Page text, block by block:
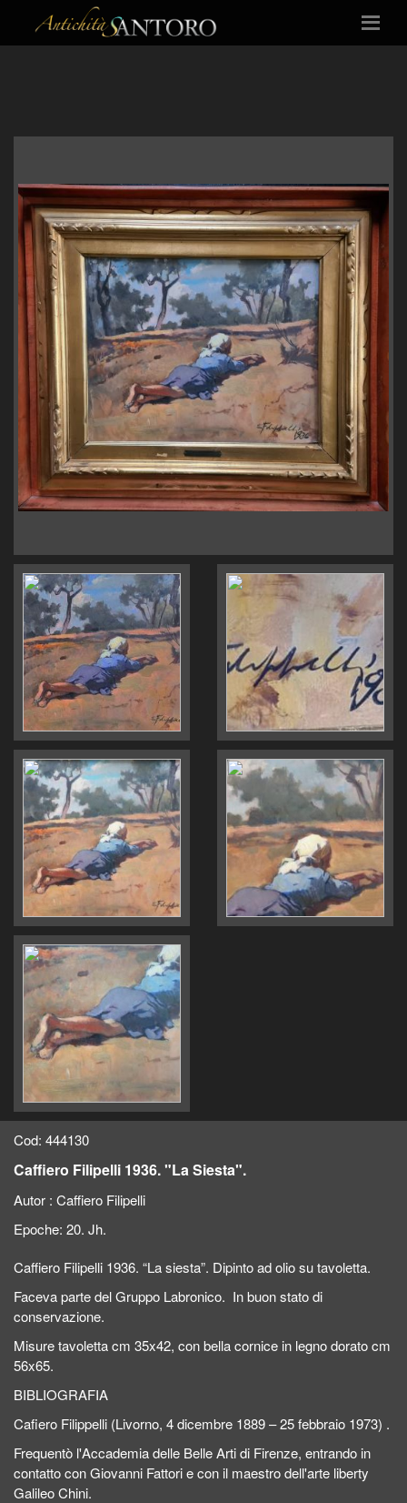
Cod: 444130
Caffiero Filipelli 1936. "La Siesta".
Autor : Caffiero Filipelli
Epoche: 20. Jh.
Caffiero Filipelli 1936. “La siesta”. Dipinto ad olio su tavoletta.
Faceva parte del Gruppo Labronico. In buon stato di
conservazione.
Misure tavoletta cm 35x42, con bella cornice in legno dorato cm
56x65.
BIBLIOGRAFIA
Cafiero Filippelli (Livorno, 4 dicembre 1889 – 25 febbraio 1973) .
Frequentò l'Accademia delle Belle Arti di Firenze, entrando in
contatto con Giovanni Fattori e con il maestro dell'arte liberty
Galileo Chini.